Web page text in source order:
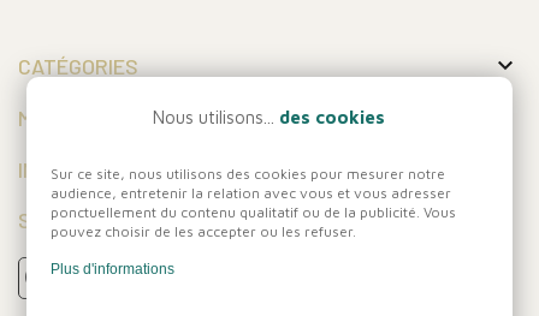
CATÉGORIES 
MON COMPTE
INFORMATIONS
SUIVEZ-NOUS
Nous utilisons... des cookies
Sur ce site, nous utilisons des cookies pour mesurer notre
audience, entretenir la relation avec vous et vous adresser
ponctuellement du contenu qualitatif ou de la publicité. Vous
pouvez choisir de les accepter ou les refuser.
Plus d'informations